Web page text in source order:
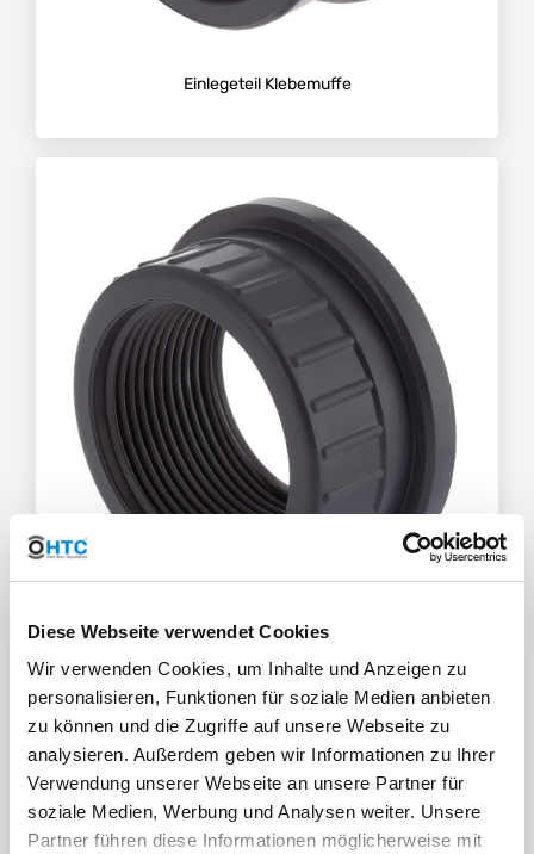
Diese Webseite verwendet Cookies
Wir verwenden Cookies, um Inhalte und Anzeigen zu
personalisieren, Funktionen für soziale Medien anbieten
zu können und die Zugriffe auf unsere Webseite zu
analysieren. Außerdem geben wir Informationen zu Ihrer
Verwendung unserer Webseite an unsere Partner für
soziale Medien, Werbung und Analysen weiter. Unsere
Partner führen diese Informationen möglicherweise mit
Einlegeteil Klebemuffe